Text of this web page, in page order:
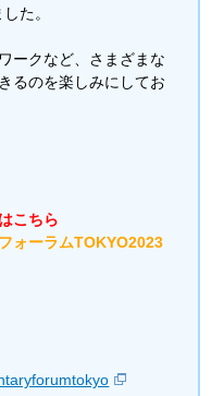
た。
ークなど、さまざまな
るのを楽しみにしてお
こちら
ォーラムTOKYO2023